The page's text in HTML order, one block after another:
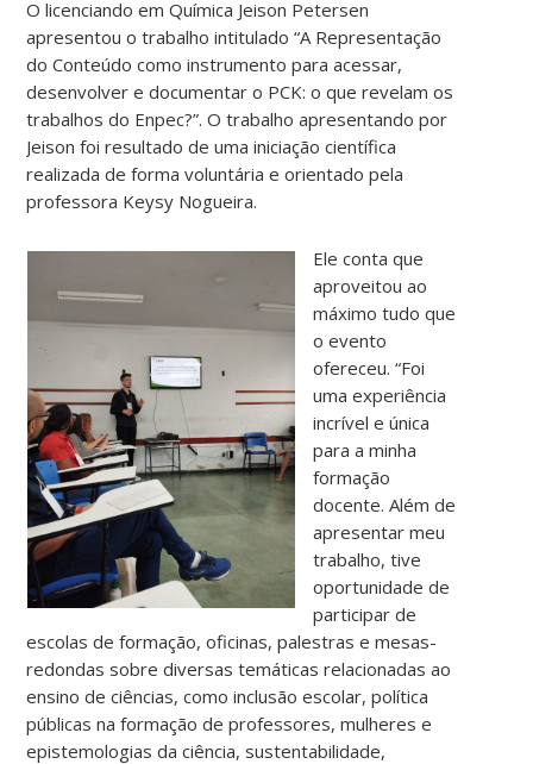
O licenciando em Química Jeison Petersen
apresentou o trabalho intitulado “A Representação
do Conteúdo como instrumento para acessar,
desenvolver e documentar o PCK: o que revelam os
trabalhos do Enpec?”. O trabalho apresentando por
Jeison foi resultado de uma iniciação científica
realizada de forma voluntária e orientado pela
professora Keysy Nogueira.
Ele conta que
aproveitou ao
máximo tudo que
o evento
ofereceu. “Foi
uma experiência
incrível e única
para a minha
formação
docente. Além de
apresentar meu
trabalho, tive
oportunidade de
participar de
escolas de formação, oficinas, palestras e mesas-
redondas sobre diversas temáticas relacionadas ao
ensino de ciências, como inclusão escolar, política
públicas na formação de professores, mulheres e
epistemologias da ciência, sustentabilidade,